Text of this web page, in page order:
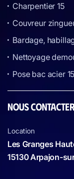
Charpentier 15
Couvreur
Bardage,
Nettoyage
Pose bac acier 15
NOUS
Location
Les Granges
15130 Arpajon-